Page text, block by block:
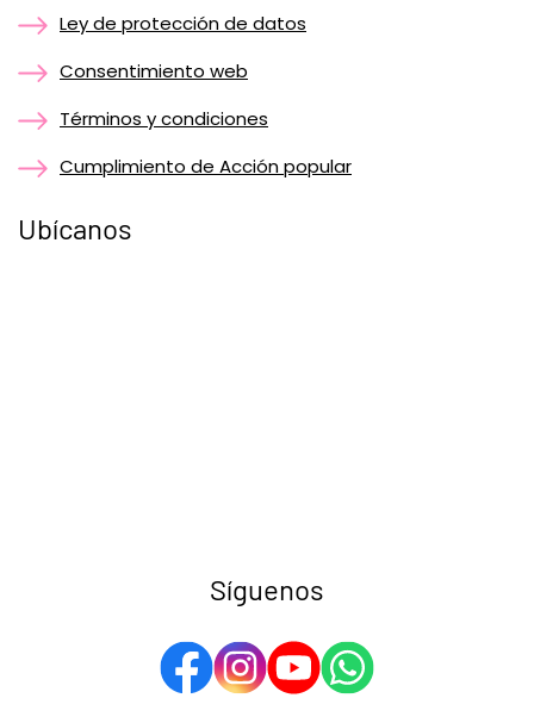
Ley de protección de datos
Consentimiento web
Términos y condiciones
Cumplimiento de Acción popular
Ubícanos
Síguenos